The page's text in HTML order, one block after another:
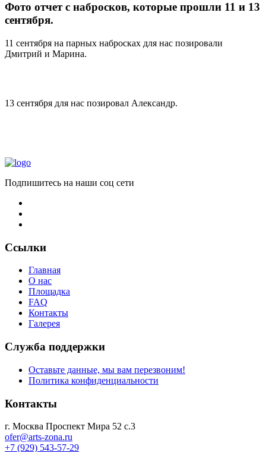
Фото отчет с набросков, которые прошли 11 и 13
сентября.
11 сентября на парных набросках для нас позировали
Дмитрий и Марина.
13 сентября для нас позировал Александр.
Подпишитесь на наши соц сети
Ссылки
Главная
О нас
Площадка
FAQ
Контакты
Галерея
Служба поддержки
Оставьте данные, мы вам перезвоним!
Политика конфиденциальности
Контакты
г. Москва Проспект Мира 52 с.3
ofer@arts-zona.ru
+7 (929) 543-57-29